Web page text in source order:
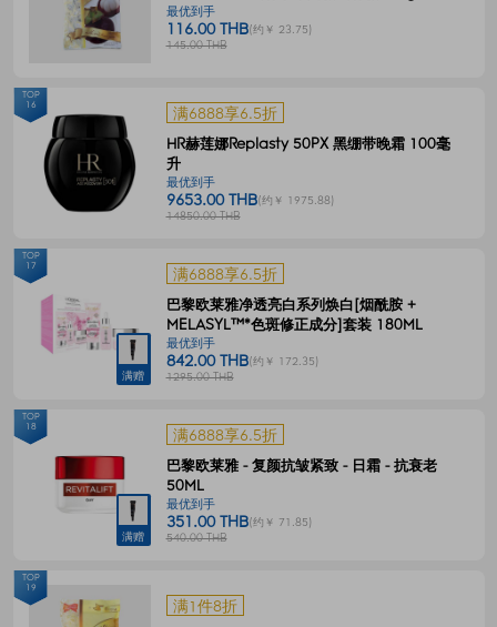
最优到手
116.00 THB(约￥ 23.75)
145.00 THB
满6888享6.5折
HR赫莲娜Replasty 50PX 黑绷带晚霜 100毫
升
最优到手
9653.00 THB(约￥ 1975.88)
14850.00 THB
TOP
16
满赠
满6888享6.5折
巴黎欧莱雅净透亮白系列焕白[烟酰胺 +
MELASYL™*色斑修正成分]套装 180ML
最优到手
842.00 THB(约￥ 172.35)
1295.00 THB
TOP
17
满赠
满6888享6.5折
巴黎欧莱雅 - 复颜抗皱紧致 - 日霜 - 抗衰老
50ML
最优到手
351.00 THB(约￥ 71.85)
540.00 THB
TOP
18
满1件8折
TOP
19